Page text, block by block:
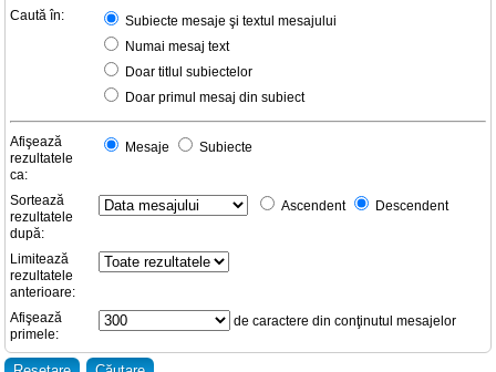
Caută în:
Subiecte mesaje şi textul mesajului
Numai mesaj text
Doar titlul subiectelor
Doar primul mesaj din subiect
Afişează
rezultatele
ca:
Mesaje Subiecte
Sortează
rezultatele
după:
Ascendent Descendent
Limitează
rezultatele
anterioare:
Afişează
primele:
de caractere din conţinutul mesajelor